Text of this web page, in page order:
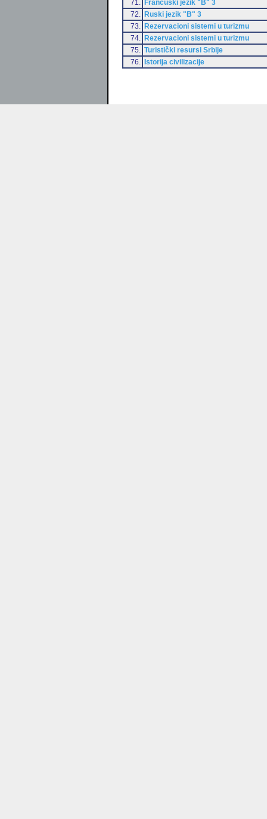
71.
Francuski jezik "B" 3
72.
Ruski jezik "B" 3
73.
Rezervacioni sistemi u turizmu
74.
Rezervacioni sistemi u turizmu
75.
Turistički resursi Srbije
76.
Istorija civilizacije